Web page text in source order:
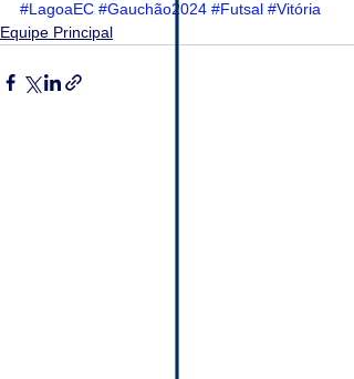
#LagoaEC #Gauchão2024 #Futsal #Vitória
Equipe Principal